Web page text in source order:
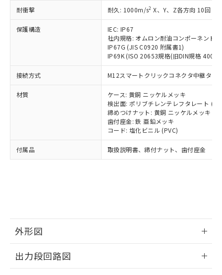
耐衝撃 耐久: 1000m/s2 X、Y、Z各方向 10回
保護構造
IEC: IP67
社内規格: オムロン耐油コンポーネント
IP67G (JIS C0920 附属書1)
IP69K (ISO 20653規格(旧DIN規格
接続方式 M12スマートクリックコネクタ中継タイ
材質
ケース: 黄銅 ニッケルメッキ
検出面: ポリブチレンテレフタレート
締めつけナット: 黄銅 ニッケルメッキ
歯付座金: 鉄 亜鉛メッキ
コード: 塩化ビニル (PVC)
付属品 取扱説明書、締付ナット、歯付座金
外形図
外形図
出力段回路図
覧された時点での実際の在庫および標
準価格とは異なる場合があることをご
了承ください。
正式な納期状況および標準価格はお客
様のお取引先、またはお客様担当のオ
ムロン制御機器販売店・当社販売員に
ご相談ください。
オムロン制御機器販売店や当社販売拠
販売ネットワーク
」をご確認
在庫状況および標準価格結果を当社の
事前の承諾なく第三者に漏洩または開
示しないようお願いします。
マイパーツ機能（部品リスト作成サー
ビス）をご利用いただくには、I-Web
品・サービスに関するお客様との取
※当社の共同利用者とは、
の共同利用に関して"
用者の範囲」に記載されている法人を
鉛(Pb) 1000ppm以下、 水銀(Hg) 1000ppm以下、 カド
ミウム(Cd) 100ppm以下、
六価クロム(Cr(Ⅵ)) 1000ppm以下、ポリ臭化ビフェニル
類(PBB) 1000ppm以下、ポリ臭化ジフェニルエーテル類
(PBDE) 1000ppm以下、フタル酸ビス(2-エチルヘキシ
ル) (DEHP)(別名：DOP) 1000ppm以下、フタル酸ブチ
ルベンジル（BBP） 1000ppm以下、フタル酸ジブチル
（DBP） 1000ppm以下、フタル酸ジイソブチル
適用除外項目は除く。
フタル酸エステル類の４物質については閾値を超える意
図的な使用がないことを確認しています。
部品在庫の切り替え状況などにより、予定
月が前後することがあります。
とができます。
EU RoHS指令（10物質）の非含有証明書
51物質の非含有証明書（当社基準）
※本証明書は発行日時点で非含有を証明す
*中国RoHS10物質の基準値 (GB/T26572)：
Pb(鉛) :1000ppm、 Hg(水銀) : 1000ppm、 Cd(カドミウ
Cr(Ⅵ)(六価クロム) : 1000ppm、 PBBs(ポリ臭化ビフェ
ニル類) : 1000ppm、 PBDEs(ポリ臭化ジフェニルエーテ
DBP(フタル酸ジブチル) : 1000ppm、 DIBP(フタル酸ジ
イソブチル) : 1000ppm、 BBP(フタル酸ブチルベンジ
DEHP(フタル酸ビス(2-エチルヘキシル)) : 1000ppm
※2 環境保護使用期限
「ｅ」：有害物質（10物質）のすべてが基
準値以下であることを示します。
「10」：通常の使用状況下において有害物
質が外部に漏えいし、環境に深刻な影響を
及ぼさない年数を意味します。
国政府の輸出許可(または役務取引許
可)を取得するなどの必要な手続きを
当社は規制貨物を破棄する場合は、完
全に破砕するなど、違法に輸出されな
いよう必要な手段を講じます。
当社は貴社製品を、核兵器、ミサイ
ル、化学兵器、生物兵器またはその他
武器並びにこれらの製造装置等に一切
使用いたしません。
当社は、貴社製品を第三者に販売する
場合は、上記1、2および3の内容を当
該第三者に通知します。また当社は、
販売先および販売に係わる関係者が違
法に輸出するおそれがある場合は、取
一定数以上の在庫あり
一定数には満たないが在庫あり
在庫なし(最新の在庫状況につ
いては、お客様のお取引先、ま
たはお客様担当のオムロン制御
機器販売店・当社販売員にご確
認ください)
白
受注生産機種、また在庫状況の
情報を公開していない機種